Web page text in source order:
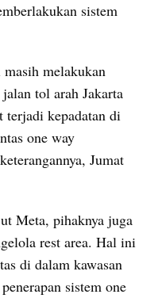
sistem
melakukan
tol arah Jakarta
terjadi kepadatan di
one way
Jumat
Meta, pihaknya juga
rest area. Hal ini
di dalam kawasan
sistem one